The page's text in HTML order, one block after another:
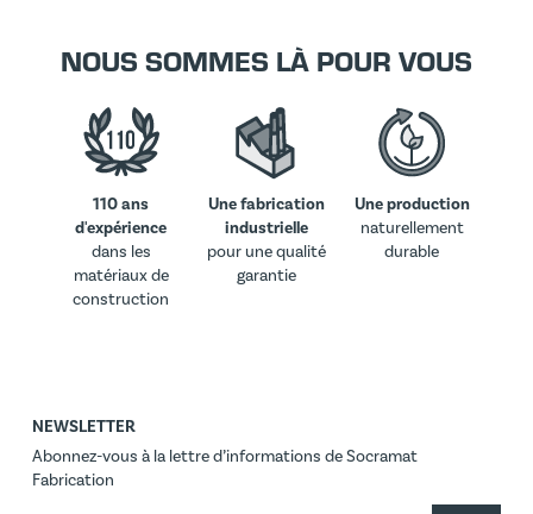
NOUS SOMMES LÀ POUR VOUS
110 ans
d'expérience
dans les
matériaux de
construction
Une fabrication
industrielle
pour une qualité
garantie
Une production
naturellement
durable
NEWSLETTER
Abonnez-vous à la lettre d’informations de Socramat
Fabrication